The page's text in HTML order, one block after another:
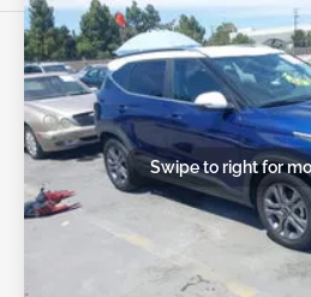
Swipe to right for